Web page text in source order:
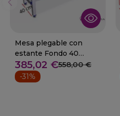
Mesa plegable con
estante Fondo 40
Desde 110 cm 06-
075804+
385,02 €558,00 €
-31%